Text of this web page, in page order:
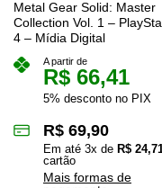
Metal Gear Solid: Master
Collection Vol. 1 –
4 – Mídia Digital
A partir de
R$ 66,41
5% desconto no PIX
R$ 69,90
Em até 3x de R$
cartão
Mais formas de